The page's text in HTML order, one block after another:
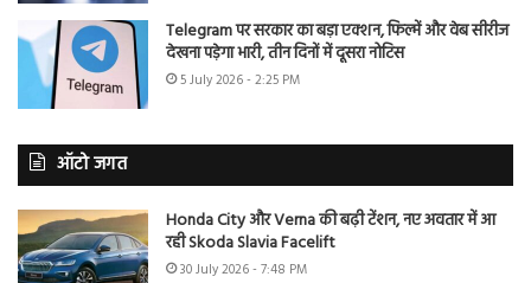
Telegram पर सरकार का बड़ा एक्शन, फिल्में और वेब सीरीज
देखना पड़ेगा भारी, तीन दिनों में दूसरा नोटिस
5 July 2026 - 2:25 PM
ऑटो जगत
Honda City और Verna की बढ़ी टेंशन, नए अवतार में आ
रही Skoda Slavia Facelift
30 July 2026 - 7:48 PM